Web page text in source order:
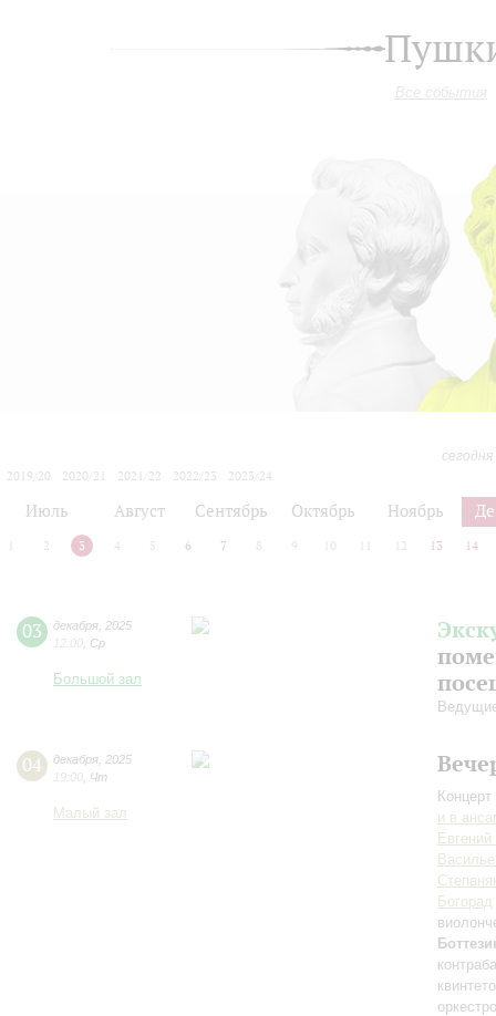
Все события
2019/20
2020/21 2021/22 2022/23
2023/24
Июль Август Сентябрь Октябрь Ноябрь
2 3 4 5 6 7 8 9 10 12 13 14
03 декабря 2025
12:00 Ср
Большой зал
04 декабря 2025
19:00 Чт
Малый зал
и в
Богорад